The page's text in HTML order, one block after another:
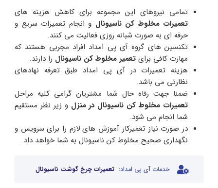
تمامی نیروهای این مجموعه برای کاهش هزینه های
تعمیرات مخلوط کن ناسیونال و انجام تعمیرات سریع و
حرفه ای به صورت شبانه روزی فعالیت می کنند.
تکنسین های گروه آی پی امداد افراد مجربی هستند که
مهارت کافی برای تعمیر مخلوط کن ناسیونال را دارند.
هزینه تعمیرات در آی پی امداد طبق تعرفه نهادهای
نظارتی می باشد.
ضمنا جهت رفاه حال شما مشتریان گرامی کلیه مراحل
تعمیرات مخلوط کن ناسیونال در منزل و زیر نظر مستقیم
شما انجام می شود.
در صورت نیاز تعمیرکار آموزش های لازم را برای سرویس و
نگهداری صحیح مخلوط کن ناسیونال به شما خواهد داد.
خدمات آی پی امداد: تعمیرات چرخ گوشت ناسیونال